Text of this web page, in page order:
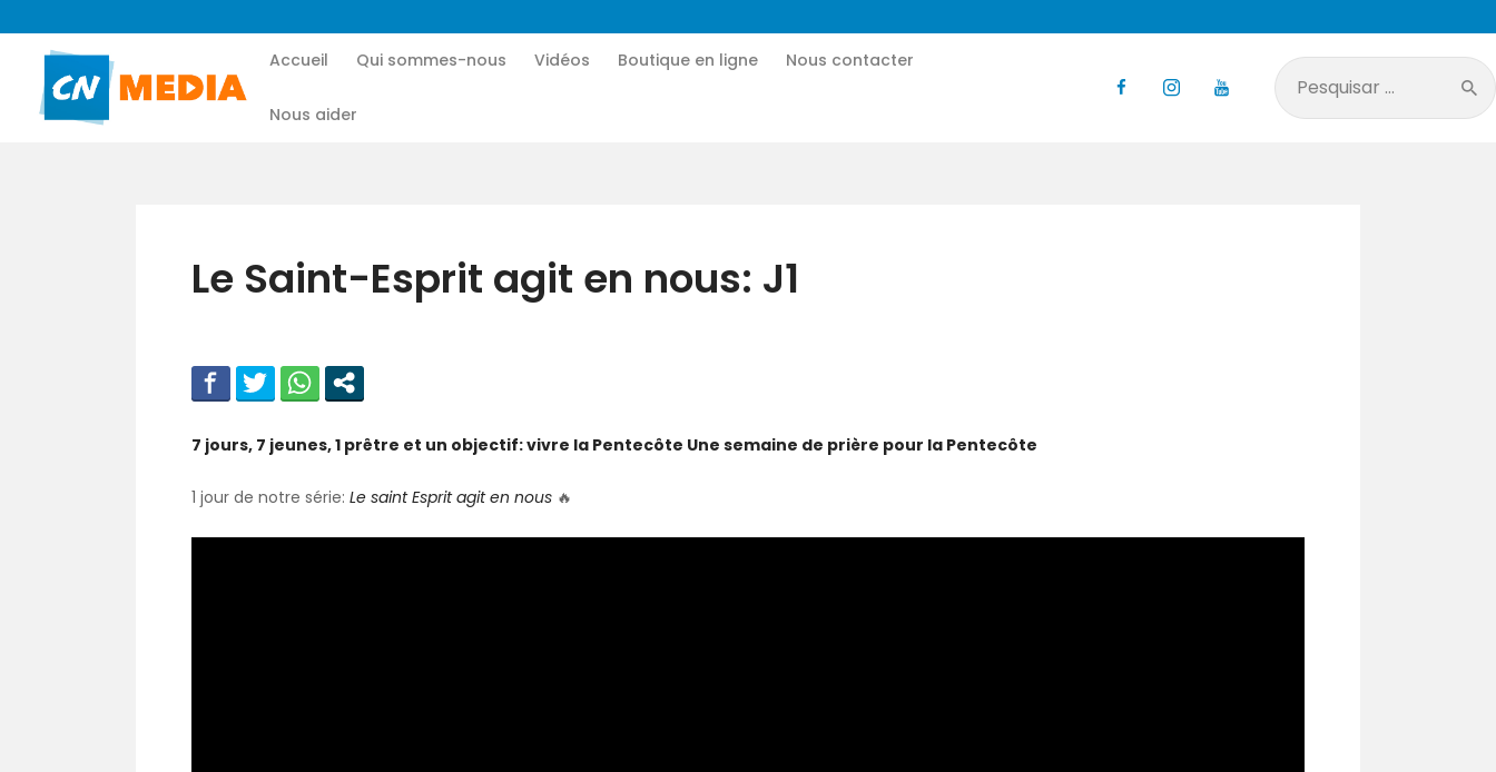
Accueil Qui sommes-nous Vidéos Boutique en ligne Nous contacter
Nous aider
Pesquisar
por:
Accueil
Nous contacter
Le Saint-Esprit agit en nous: J1
7 jours, 7 jeunes, 1 prêtre et un objectif: vivre la Pentecôte Une semaine de prière pour la Pentecôte
1 jour de notre série: Le saint Esprit agit en nous 🔥